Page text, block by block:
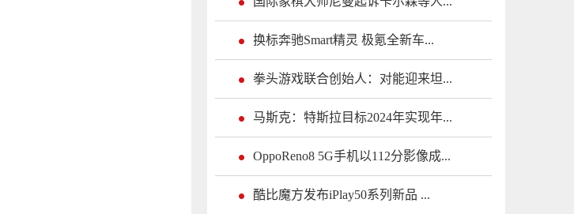
换标奔驰Smart精灵 极氪全新车...
拳头游戏联合创始人：对能迎来坦...
马斯克：特斯拉目标2024年实现年...
OppoReno8 5G手机以112分影像成...
酷比魔方发布iPlay50系列新品 ...